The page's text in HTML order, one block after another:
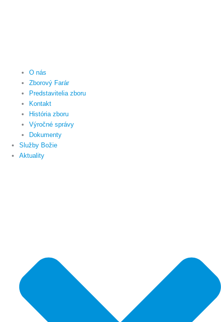
O nás
Zborový Farár
Predstavitelia zboru
Kontakt
História zboru
Výročné správy
Dokumenty
Služby Božie
Aktuality